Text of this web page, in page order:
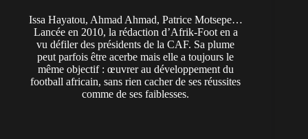
Issa Hayatou, Ahmad Ahmad, Patrice Motsepe…
Lancée en 2010, la rédaction d’Afrik-Foot en a
vu défiler des présidents de la CAF. Sa plume
peut parfois être acerbe mais elle a toujours le
même objectif : œuvrer au développement du
football africain, sans rien cacher de ses réussites
comme de ses faiblesses.